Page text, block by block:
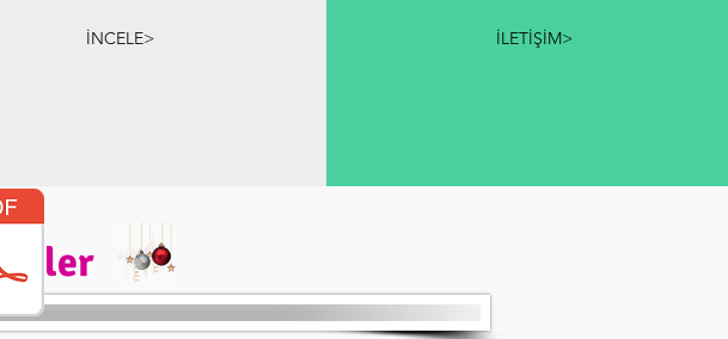
İNCELE> İLETİŞİM>